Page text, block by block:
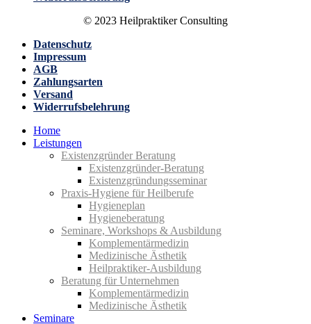
© 2023 Heilpraktiker Consulting
Datenschutz
Impressum
AGB
Zahlungsarten
Versand
Widerrufsbelehrung
Home
Leistungen
Existenzgründer Beratung
Existenz­gründer-Beratung
Existenz­gründungs­seminar
Praxis-Hygiene für Heilberufe
Hygiene­plan
Hygiene­beratung
Seminare, Workshops & Ausbildung
Komplementär­medizin
Medizinische Ästhetik
Heilpraktiker-Ausbildung
Beratung für Unternehmen
Komplementärmedizin
Medizinische Ästhetik
Seminare